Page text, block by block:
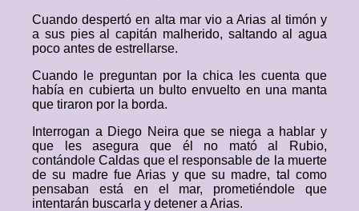
Cuando despertó en alta mar vio a Arias al timón y
a sus pies al capitán malherido, saltando al agua
poco antes de estrellarse.
Cuando le preguntan por la chica les cuenta que
había en cubierta un bulto envuelto en una manta
que tiraron por la borda.
Interrogan a Diego Neira que se niega a hablar y
que les asegura que él no mató al Rubio,
contándole Caldas que el responsable de la muerte
de su madre fue Arias y que su madre, tal como
pensaban está en el mar, prometiéndole que
intentarán buscarla y detener a Arias.